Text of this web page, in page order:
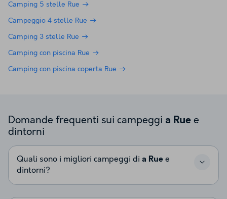
Camping 5 stelle Rue
Campeggio 4 stelle Rue
Camping 3 stelle Rue
Camping con piscina Rue
Camping con piscina coperta Rue
Domande frequenti sui campeggi a Rue e
dintorni
Quali sono i migliori campeggi di a Rue e
dintorni?